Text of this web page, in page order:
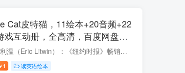
Cat皮特猫，11绘本+20音频+22
戏互动册，全高清，百度网盘下
艾瑞克・利温（Eric Litwin）：《纽约时报》畅销书作者第1名，作品销量超150万册，被译成7种语言出版，荣获15项美国州立和国家奖项，其中包括“苏斯博士奖”（Theodor Seuss Geisel Honor Award...
1 读英语绘本